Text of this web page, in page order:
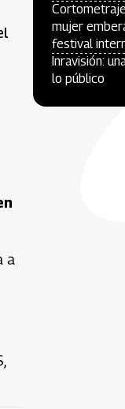
a
mujer
festival
Inravisión:
lo público